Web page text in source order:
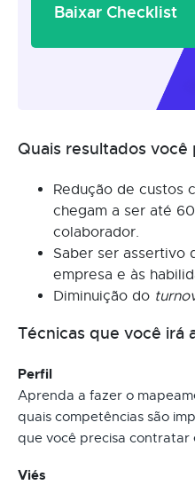
Baixar Checklist
Quais resultados você
Redução de custos
chegam a ser até
colaborador.
Saber ser assertivo
empresa e às
Diminuição do
Técnicas que você irá
Perfil
Aprenda a fazer o
quais competências são
que você precisa contratar
Viés